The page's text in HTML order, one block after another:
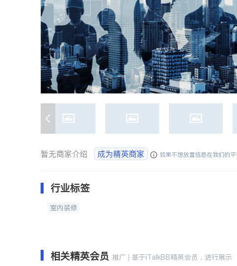
暂无商家介绍 成为精英商家 如果不想放置信息在我们的
行业标签
室内装修
相关精英会员 推广 | 基于iTalkBB精英会员，进行展示